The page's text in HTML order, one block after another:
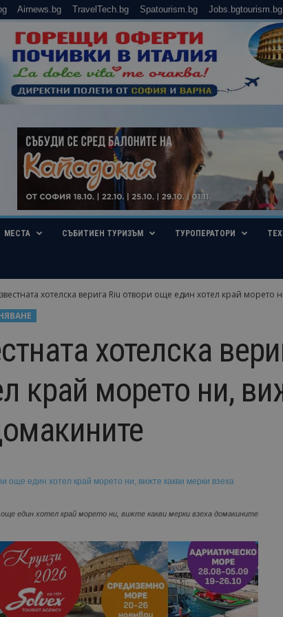
Airnews.bg TravelTech.bg Spatourism.bg Jobs.bgtourism.bg
МЕСТА СЪБИТИЕН ТУРИЗЪМ ТУРОПЕРАТОРИ
хотелска верига Riu отвори още един хотел край морето
хотелска
край морето ни,
един хотел край морето ни, вижте какви мерки взеха домакините